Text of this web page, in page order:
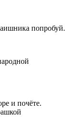
попробуй.
и почёте.